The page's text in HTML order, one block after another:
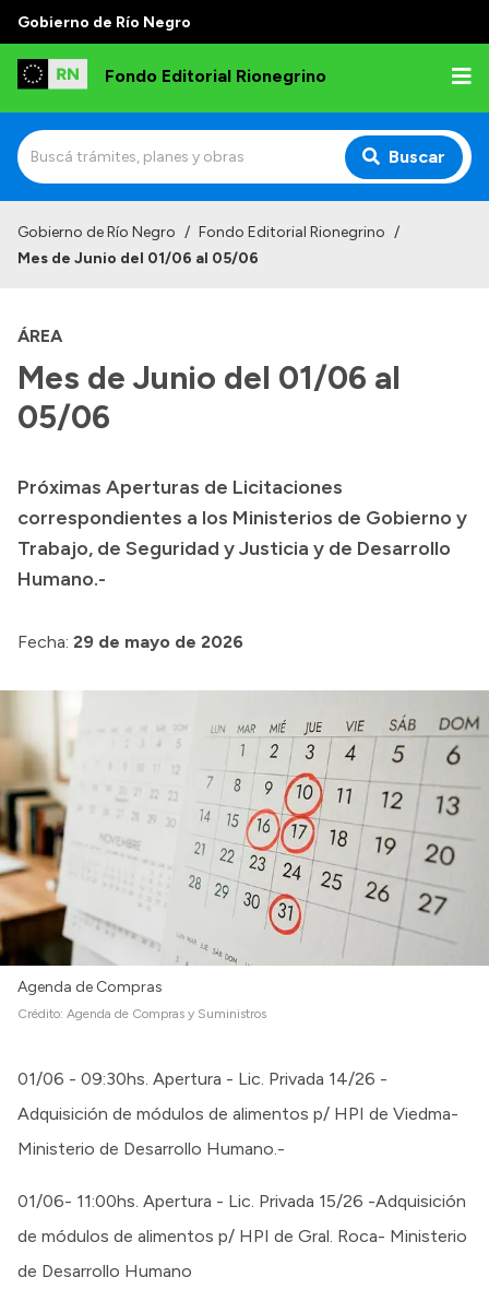
Gobierno de Río Negro
Fondo Editorial Rionegrino
Buscar
Qué es FER
Consejo Asesor
Normativa
Colecciones
Gobierno de Río Negro / Fondo Editorial Rionegrino /
Mes de Junio del 01/06 al 05/06
ÁREA
Mes de Junio del 01/06 al
05/06
Próximas Aperturas de Licitaciones
correspondientes a los Ministerios de Gobierno y
Trabajo, de Seguridad y Justicia y de Desarrollo
Humano.-
Fecha: 29 de mayo de 2026
Agenda de Compras
Crédito: Agenda de Compras y Suministros
01/06 - 09:30hs. Apertura - Lic. Privada 14/26 -
Adquisición de módulos de alimentos p/ HPI de Viedma-
Ministerio de Desarrollo Humano.-
01/06- 11:00hs. Apertura - Lic. Privada 15/26 -Adquisición
de módulos de alimentos p/ HPI de Gral. Roca- Ministerio
de Desarrollo Humano